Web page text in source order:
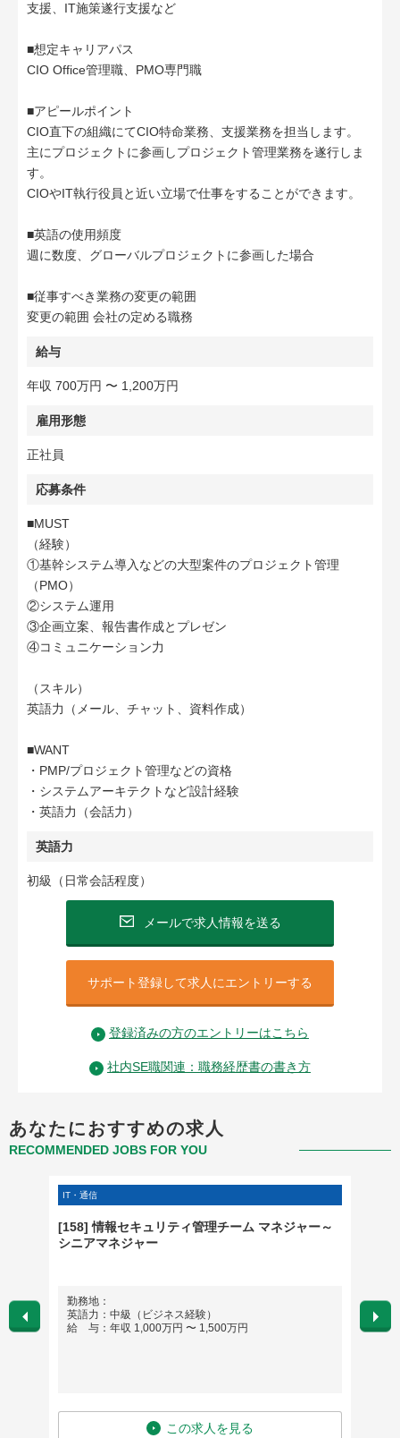
支援、IT施策遂行支援など
■想定キャリアパス
CIO Office管理職、PMO専門職
■アピールポイント
CIO直下の組織にてCIO特命業務、支援業務を担当します。
主にプロジェクトに参画しプロジェクト管理業務を遂行しま
す。
CIOやIT執行役員と近い立場で仕事をすることができます。
■英語の使用頻度
週に数度、グローバルプロジェクトに参画した場合
■従事すべき業務の変更の範囲
変更の範囲 会社の定める職務
給与
年収 700万円 〜 1,200万円
雇用形態
正社員
応募条件
■MUST
（経験）
①基幹システム導入などの大型案件のプロジェクト管理
（PMO）
②システム運用
③企画立案、報告書作成とプレゼン
④コミュニケーション力
（スキル）
英語力（メール、チャット、資料作成）
■WANT
・PMP/プロジェクト管理などの資格
・システムアーキテクトなど設計経験
・英語力（会話力）
英語力
初級（日常会話程度）
メールで求人情報を送る
サポート登録して求人にエントリーする
登録済みの方のエントリーはこちら
社内SE職関連：職務経歴書の書き方
あなたにおすすめの求人
RECOMMENDED JOBS FOR YOU
IT・通信
[158] 情報セキュリティ管理チーム マネジャー～
シニアマネジャー
勤務地：
英語力：中級（ビジネス経験）
給 与：年収 1,000万円 〜 1,500万円
この求人を見る
勤務
英語
給